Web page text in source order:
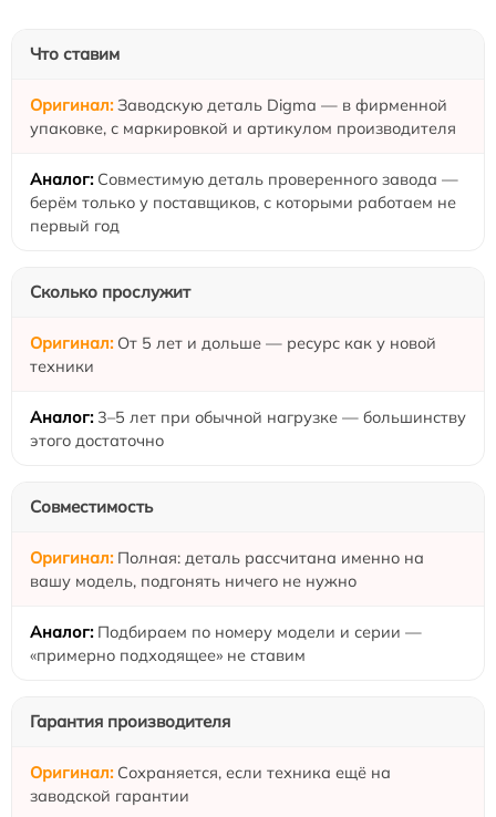
Что ставим
Заводскую деталь Digma — в фирменной
упаковке, с маркировкой и артикулом производителя
Совместимую деталь проверенного завода —
берём только у поставщиков, с которыми работаем не
первый год
Сколько прослужит
От 5 лет и дольше — ресурс как у новой
техники
3–5 лет при обычной нагрузке — большинству
этого достаточно
Совместимость
Полная: деталь рассчитана именно на
вашу модель, подгонять ничего не нужно
Подбираем по номеру модели и серии —
«примерно подходящее» не ставим
Гарантия производителя
Сохраняется, если техника ещё на
заводской гарантии